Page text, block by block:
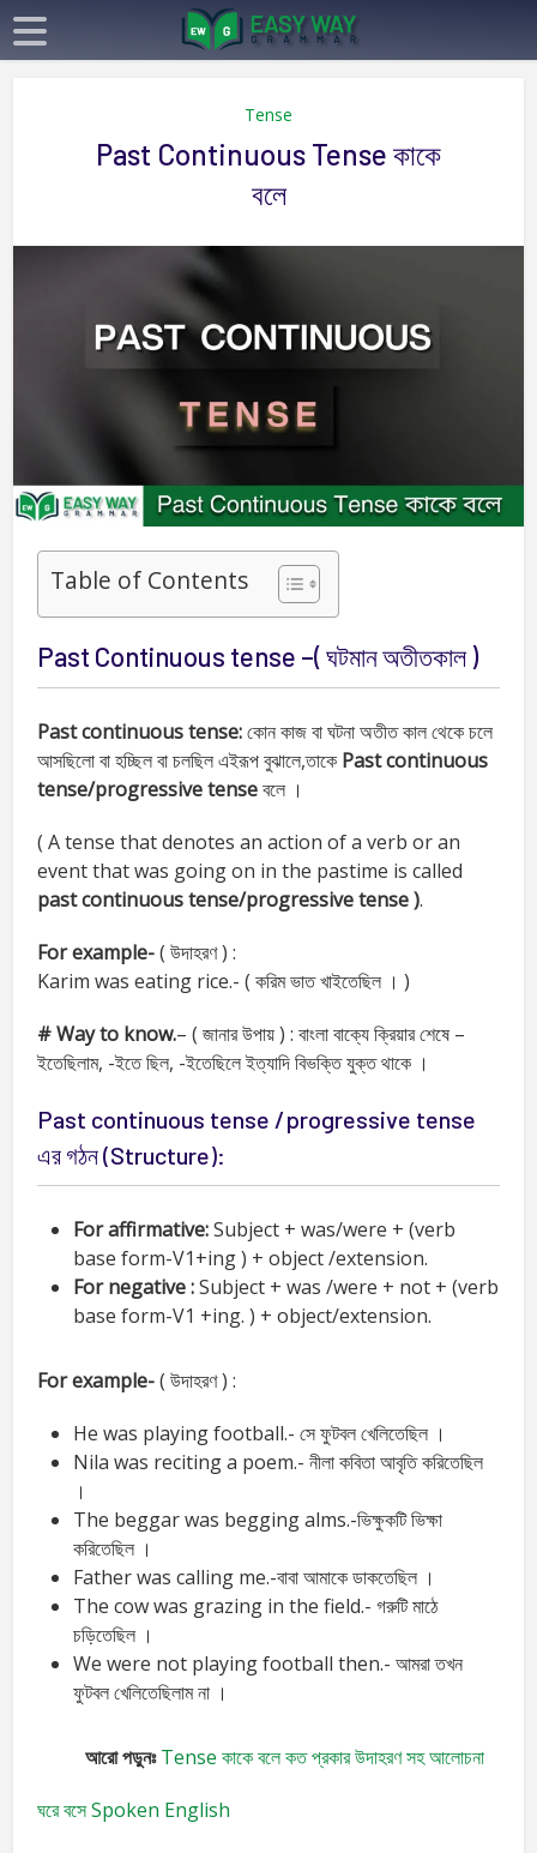
Tense
Past Continuous Tense কাকে
বলে
Table of Contents
Past Continuous tense –( ঘটমান অতীতকাল )
Past continuous tense:কোন কাজ বা ঘটনা অতীত কাল থেকে চলে
আসছিলো বা হচ্ছিল বা চলছিল এইরূপ বুঝালে,তাকে Past continuous
tense/progressive tenseবলে ।
( A tense that denotes an action of a verb or an
event that was going on in the pastime is called
past continuous tense/progressive tense ).
For example-( উদাহরণ ) :
Karim was eating rice.- ( করিম ভাত খাইতেছিল । )
# Way to know.– ( জানার উপায় ) : বাংলা বাক্যে ক্রিয়ার শেষে –
ইতেছিলাম, -ইতে ছিল, -ইতেছিলে ইত্যাদি বিভক্তি যুক্ত থাকে ।
Past continuous tense /progressive tense
এর গঠন (Structure):
For affirmative:Subject + was/were + (verb
base form-V1+ing ) + object /extension.
For negative :Subject + was /were + not + (verb
base form-V1 +ing. ) + object/extension.
For example-( উদাহরণ ) :
He was playing football.- সে ফুটবল খেলিতেছিল ।
Nila was reciting a poem.- নীলা কবিতা আবৃতি করিতেছিল
।
The beggar was begging alms.-ভিক্ষুকটি ভিক্ষা
করিতেছিল ।
Father was calling me.-বাবা আমাকে ডাকতেছিল ।
The cow was grazing in the field.- গরুটি মাঠে
চড়িতেছিল ।
We were not playing football then.- আমরা তখন
ফুটবল খেলিতেছিলাম না ।
আরো পড়ুনঃTense কাকে বলে কত প্রকার উদাহরণ সহ আলোচনা
ঘরে বসে Spoken English